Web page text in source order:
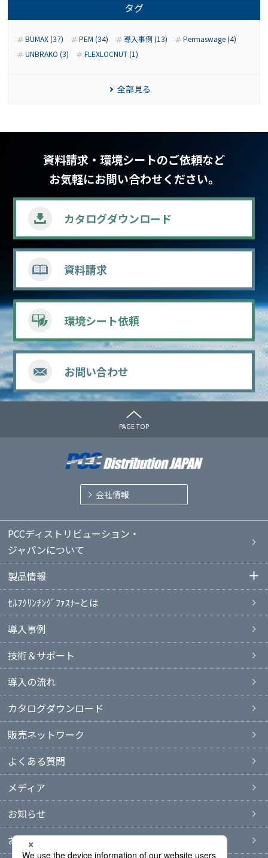
タグ
BUMAX (37) PEM (34) 導入事例 (13)
Permaswage (4)
UNBRAKO (3)
FLEXLOCNUT (1)
全部見る
資料請求・環境シートのご依頼など
お気軽にお問い合わせください。
カタログダウンロード
資料請求
環境シート依頼
お問い合わせ
PAGE TOP
会社情報
PCCディストリビューション・
ジャパンについて
製品情報
ｾﾙﾌｸﾘﾝﾁﾝｸﾞﾌｧｽﾅｰとは
導入事例
技術＆サポート
導入の流れ
カタログダウンロード
販売ネットワーク
よくある質問
メディア
お知らせ
お問い合わせ